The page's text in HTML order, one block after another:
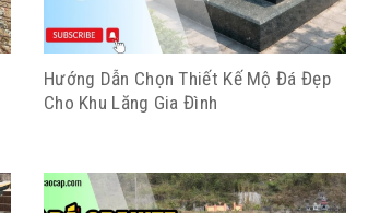
Hướng Dẫn Chọn Thiết Kế Mộ Đá Đẹp
Cho Khu Lăng Gia Đình